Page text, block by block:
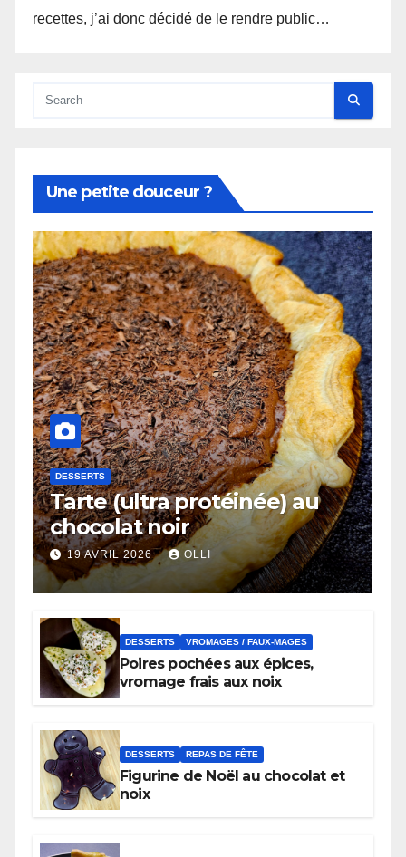
recettes, j’ai donc décidé de le rendre public…
Une petite douceur ?
DESSERTS
Tarte (ultra protéinée) au
chocolat noir
19 AVRIL 2026 OLLI
DESSERTS VROMAGES / FAUX-MAGES
Poires pochées aux épices,
vromage frais aux noix
DESSERTS REPAS DE FÊTE
Figurine de Noël au chocolat et
noix